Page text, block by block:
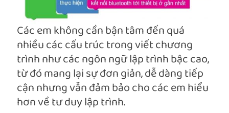
Các em không cần bận tâm đến quá
nhiều các cấu trúc trong viết chương
trình như các ngôn ngữ lập trình bậc cao,
từ đó mang lại sự đơn giản, dễ dàng tiếp
cận nhưng vẫn đảm bảo cho các em hiểu
hơn về tư duy lập trình.